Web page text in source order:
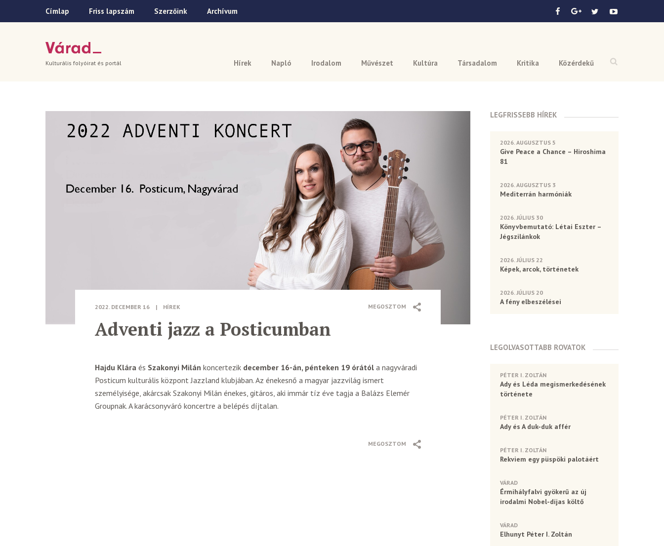
Címlap Friss lapszám Szerzőink Archívum
Hírek Napló Irodalom Művészet Kultúra Társadalom Kritika Közérdekű
Kulturális folyóirat és portál
MEGOSZTOM
2022. DECEMBER 16 | HÍREK
Adventi jazz a Posticumban
Hajdu Klára és Szakonyi Milán koncertezik december 16-án, pénteken 19 órától a nagyváradi
Posticum kulturális központ Jazzland klubjában. Az énekesnő a magyar jazzvilág ismert
személyisége, akárcsak Szakonyi Milán énekes, gitáros, aki immár tíz éve tagja a Balázs Elemér
Groupnak. A karácsonyváró koncertre a belépés díjtalan.
MEGOSZTOM
LEGFRISSEBB HÍREK
2026. AUGUSZTUS 5
Give Peace a Chance – Hiroshima
81
2026. AUGUSZTUS 3
Mediterrán harmóniák
2026. JÚLIUS 30
Könyvbemutató: Létai Eszter –
Jégszilánkok
2026. JÚLIUS 22
Képek, arcok, történetek
2026. JÚLIUS 20
A fény elbeszélései
LEGOLVASOTTABB ROVATOK
PÉTER I. ZOLTÁN
Ady és Léda megismerkedésének
története
PÉTER I. ZOLTÁN
Ady és A duk-duk affér
PÉTER I. ZOLTÁN
Rekviem egy püspöki palotáért
VÁRAD
Érmihályfalvi gyökerű az új
irodalmi Nobel-díjas költő
VÁRAD
Elhunyt Péter I. Zoltán